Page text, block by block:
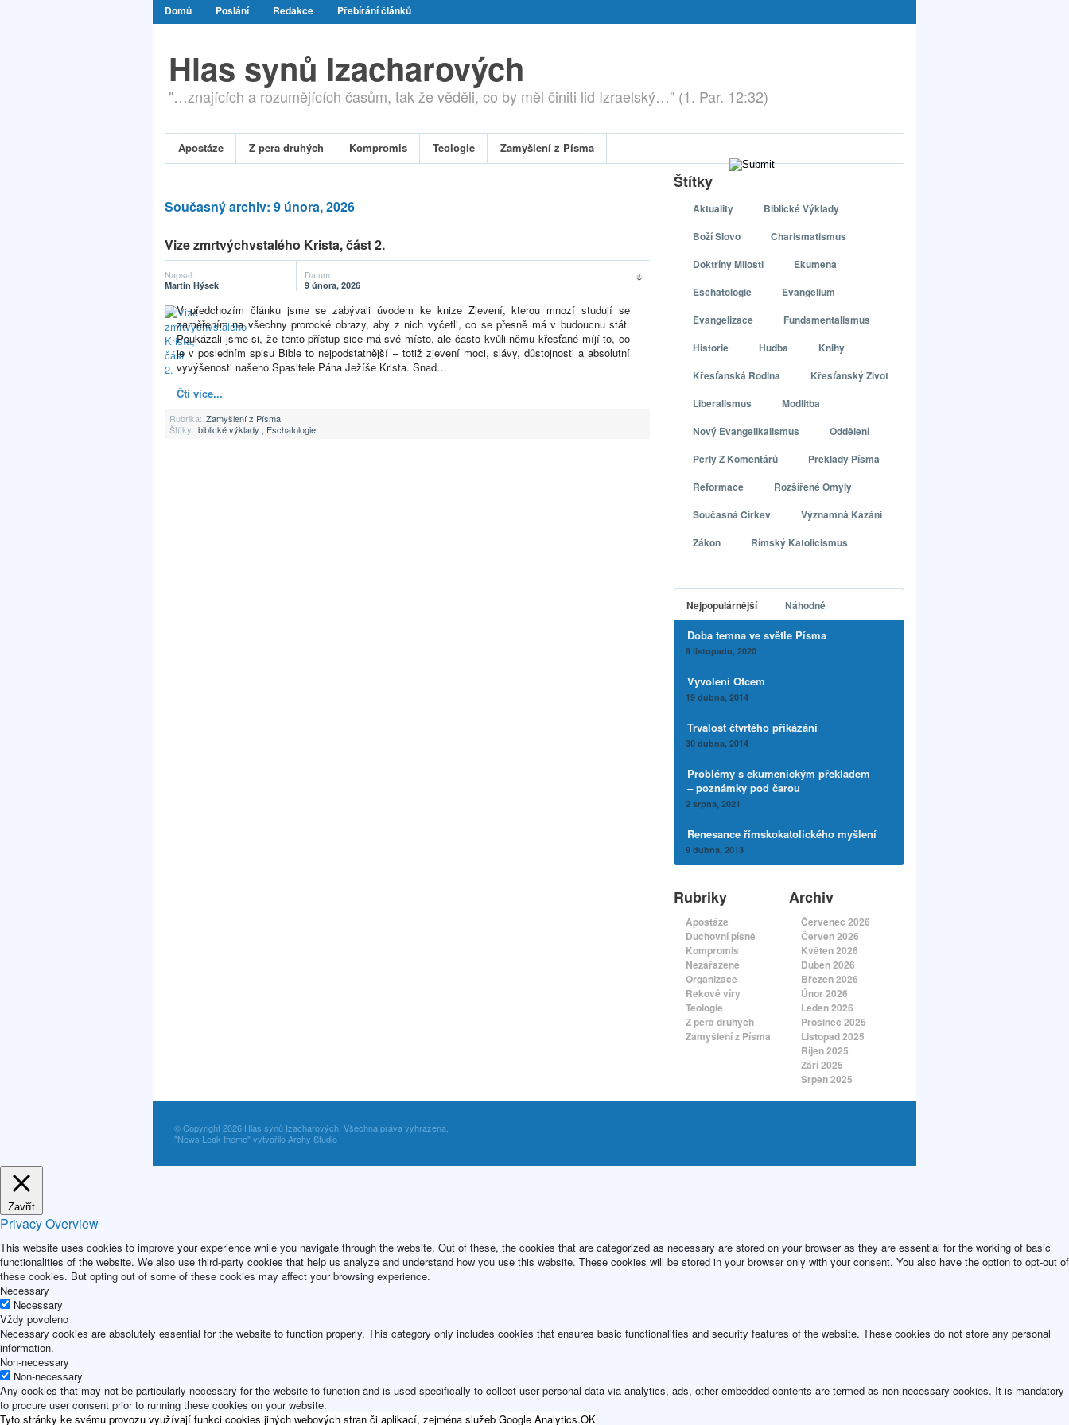
Domů Poslání Redakce Přebírání článků
Hlas synů Izacharových
"…znajících a rozumějících časům, tak že věděli, co by měl činiti lid Izraelský…" (1. Par. 12:32)
Apostáze Z pera druhých Kompromis Teologie Zamyšlení z Písma
Současný archiv: 9 února, 2026
Vize zmrtvýchvstalého Krista, část 2.
Napsal:
Martin Hýsek
Datum:
9 února, 2026
0
V předchozím článku jsme se zabývali úvodem ke knize Zjevení, kterou mnozí studují se
zaměřením na všechny prorocké obrazy, aby z nich vyčetli, co se přesně má v budoucnu stát.
Poukázali jsme si, že tento přístup sice má své místo, ale často kvůli němu křesťané míjí to, co
je v posledním spisu Bible to nejpodstatnější – totiž zjevení moci, slávy, důstojnosti a absolutní
vyvýšenosti našeho Spasitele Pána Ježíše Krista. Snad…
Čti více...
Rubrika: Zamyšlení z Písma
Štítky: biblické výklady , Eschatologie
Štítky
Aktuality
Biblické Výklady
Boží Slovo
Charismatismus
Doktríny Milosti
Ekumena
Eschatologie
Evangelium
Evangelizace
Fundamentalismus
Historie
Hudba
Knihy
Křesťanská Rodina
Křesťanský Život
Liberalismus
Modlitba
Nový Evangelikalismus
Oddělení
Perly Z Komentářů
Překlady Písma
Reformace
Rozšířené Omyly
Současná Církev
Významná Kázání
Zákon
Římský Katolicismus
Nejpopulárnější Náhodné
Doba temna ve světle Písma
9 listopadu, 2020
Vyvoleni Otcem
19 dubna, 2014
Trvalost čtvrtého přikázání
30 dubna, 2014
Problémy s ekumenickým překladem
– poznámky pod čarou
2 srpna, 2021
Renesance římskokatolického myšlení
9 dubna, 2013
Rubriky
Apostáze
Duchovní písně
Kompromis
Nezařazené
Organizace
Rekové víry
Teologie
Z pera druhých
Zamyšlení z Písma
Archiv
Červenec 2026
Červen 2026
Květen 2026
Duben 2026
Březen 2026
Únor 2026
Leden 2026
Prosinec 2025
Listopad 2025
Říjen 2025
Září 2025
Srpen 2025
© Copyright 2026 Hlas synů Izacharových. Všechna práva vyhrazena,
"News Leak theme" vytvořilo Archy Studio
Tyto stránky ke svému provozu využívají funkci cookies jiných webových stran či aplikací, zejména služeb Google Analytics.OK
Zavřít
Privacy Overview
This website uses cookies to improve your experience while you navigate through the website. Out of these, the cookies that are categorized as necessary are stored on your browser as they are essential for the working of basic
functionalities of the website. We also use third-party cookies that help us analyze and understand how you use this website. These cookies will be stored in your browser only with your consent. You also have the option to opt-out of
these cookies. But opting out of some of these cookies may affect your browsing experience.
Necessary
Necessary
Vždy povoleno
Necessary cookies are absolutely essential for the website to function properly. This category only includes cookies that ensures basic functionalities and security features of the website. These cookies do not store any personal
information.
Non-necessary
Non-necessary
Any cookies that may not be particularly necessary for the website to function and is used specifically to collect user personal data via analytics, ads, other embedded contents are termed as non-necessary cookies. It is mandatory
to procure user consent prior to running these cookies on your website.
ULOŽIT A PŘIJMOUT